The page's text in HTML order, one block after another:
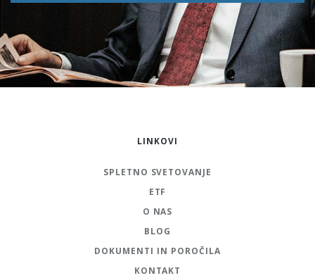
LINKOVI
SPLETNO SVETOVANJE
ETF
O NAS
BLOG
DOKUMENTI IN POROČILA
KONTAKT